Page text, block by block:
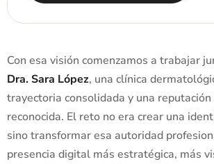
Con esa visión comenzamos a trabajar
Dra. Sara López, una clínica
trayectoria consolidada y una reputación
reconocida. El reto no era crear una
sino transformar esa autoridad
presencia digital más estratégica, más